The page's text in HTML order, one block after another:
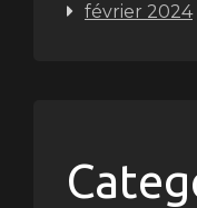
février 2024